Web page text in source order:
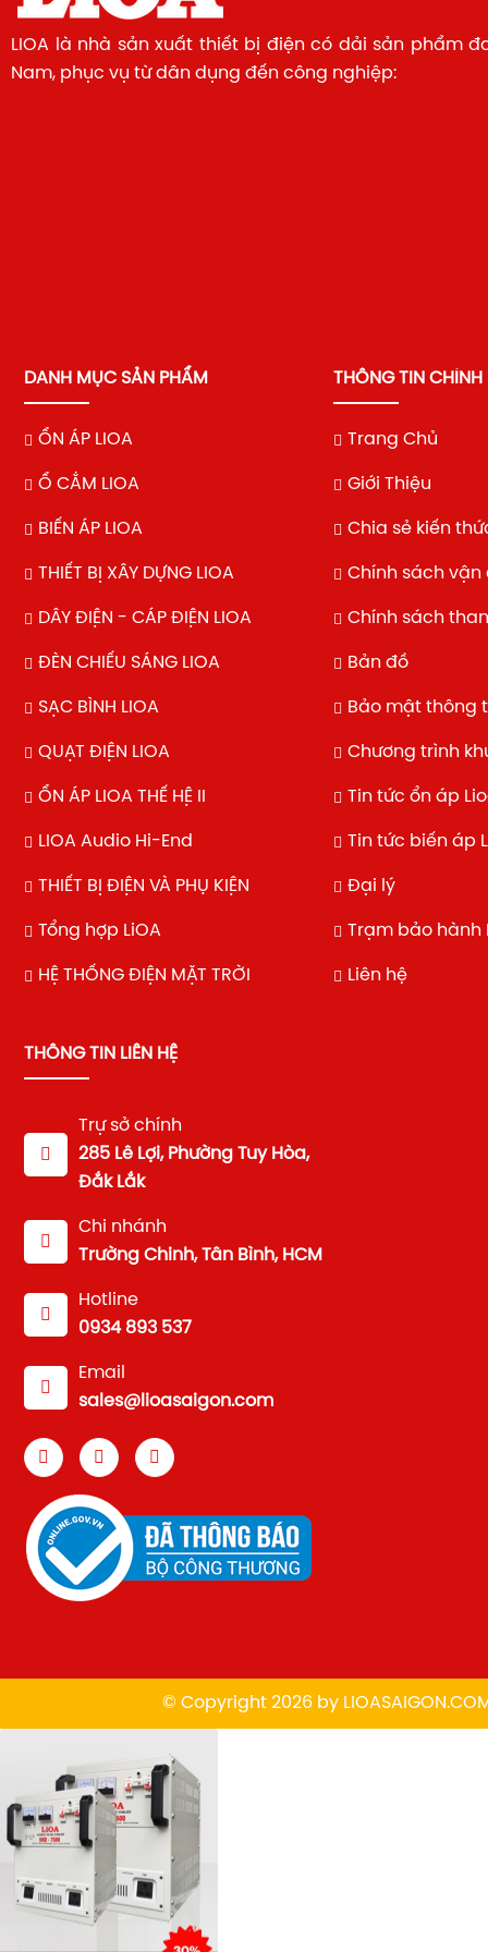
LIOA là nhà sản xuất thiết bị điện có dải sản phẩm
Nam, phục vụ từ dân dụng đến công nghiệp:
DANH MỤC SẢN PHẨM
ỔN ÁP LIOA
Ổ CẮM LIOA
BIẾN ÁP LIOA
THIẾT BỊ XÂY DỰNG LIOA
DÂY ĐIỆN - CÁP ĐIỆN LIOA
ĐÈN CHIẾU SÁNG LIOA
SẠC BÌNH LIOA
QUẠT ĐIỆN LIOA
ỔN ÁP LIOA THẾ HỆ II
LIOA Audio Hi-End
THIẾT BỊ ĐIỆN VÀ PHỤ KIỆN
Tổng hợp LiOA
HỆ THỐNG ĐIỆN MẶT TRỜI
THÔNG TIN CHÍNH
Trang Chủ
Giới Thiệu
Chia sẻ kiến
Chính sách vận
Chính sách
Bản đồ
Bảo mật thông
Chương trình
Tin tức ổn áp
Tin tức biến áp
Đại lý
Trạm bảo hành
Liên hệ
THÔNG TIN LIÊN HỆ
Trự sở chính
285 Lê Lợi, Phường Tuy Hòa,
Đắk Lắk
Chi nhánh
Trường Chinh, Tân Bình, HCM
Hotline
0934 893 537
Email
sales@lioasaigon.com
© Copyright 2026 by L